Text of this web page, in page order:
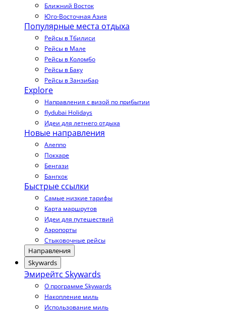
Ближний Восток
Юго-Восточная Азия
Популярные места отдыха
Рейсы в Тбилиси
Рейсы в Мале
Рейсы в Коломбо
Рейсы в Баку
Рейсы в Занзибар
Explore
Направления с визой по прибытии
flydubai Holidays
Идеи для летнего отдыха
Новые направления
Алеппо
Покхаре
Бенгази
Бангкок
Быстрые ссылки
Самые низкие тарифы
Карта маршрутов
Идеи для путешествий
Аэропорты
Стыковочные рейсы
Направления
Skywards
Эмирейтс Skywards
О программе Skywards
Накопление миль
Использование миль